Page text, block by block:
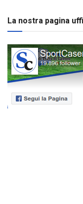
La nostra pagina